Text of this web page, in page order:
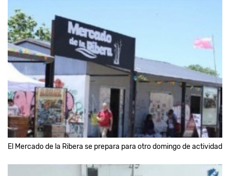
El Mercado de la Ribera se prepara para otro domingo de actividad